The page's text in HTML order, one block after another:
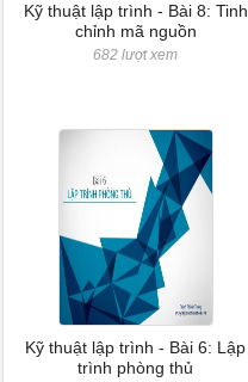
Kỹ thuật lập trình - Bài 8: Tinh
chỉnh mã nguồn
682 lượt xem
Kỹ thuật lập trình - Bài 6: Lập
trình phòng thủ